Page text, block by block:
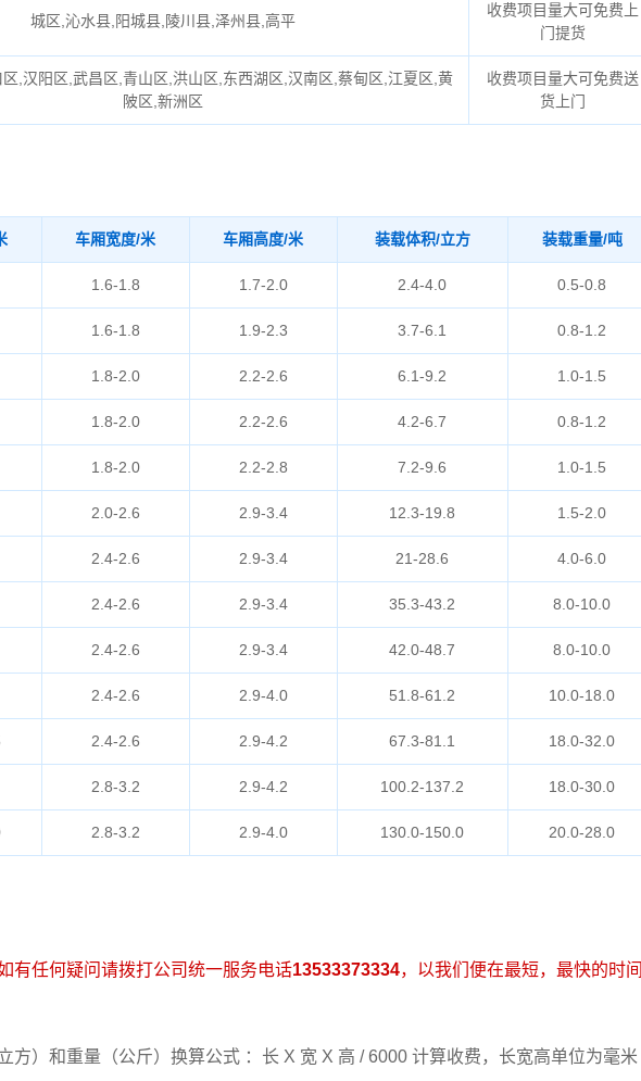
城区,沁水县,阳城县,陵川县,泽州县,高平
收费项目量大可免费上
门提货
,汉阳区,武昌区,青山区,洪山区,东西湖区,汉南区,蔡甸区,江夏区,黄
陂区,新洲区
收费项目量大可免费送
货上门
车厢宽度/米 车厢高度/米 装载体积/立方 装载重量/吨
1.6-1.8 1.7-2.0 2.4-4.0 0.5-0.8
1.6-1.8 1.9-2.3 3.7-6.1 0.8-1.2
1.8-2.0 2.2-2.6 6.1-9.2 1.0-1.5
1.8-2.0 2.2-2.6 4.2-6.7 0.8-1.2
1.8-2.0 2.2-2.8 7.2-9.6 1.0-1.5
2.0-2.6 2.9-3.4 12.3-19.8 1.5-2.0
2.4-2.6 2.9-3.4 21-28.6 4.0-6.0
2.4-2.6 2.9-3.4 35.3-43.2 8.0-10.0
2.4-2.6 2.9-3.4 42.0-48.7 8.0-10.0
2.4-2.6 2.9-4.0 51.8-61.2 10.0-18.0
2.4-2.6 2.9-4.2 67.3-81.1 18.0-32.0
2.8-3.2 2.9-4.2 100.2-137.2 18.0-30.0
2.8-3.2 2.9-4.0 130.0-150.0 20.0-28.0
有任何疑问请拨打公司统一服务电话13533373334，以我们便在最短，最快的时间
）和重量（公斤）换算公式 ：长 X 宽 X 高 / 6000 计算收费，长宽高单位为毫米